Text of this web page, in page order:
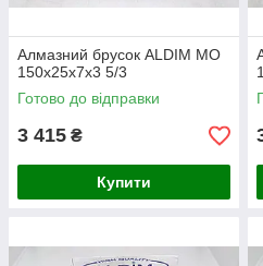
Алмазний брусок ALDIM МО
150х25х7х3 5/3
Готово до відправки
3 415 ₴
Купити